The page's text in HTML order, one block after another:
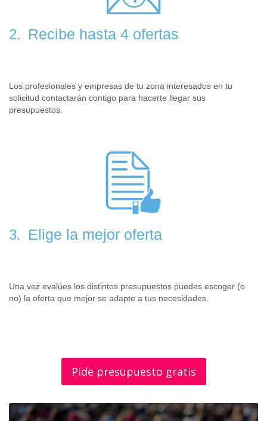
2. Recibe hasta 4 ofertas
Los profesionales y empresas de tu zona interesados en tu
solicitud contactarán contigo para hacerte llegar sus
presupuestos.
3. Elige la mejor oferta
Una vez evalúes los distintos presupuestos puedes escoger (o
no) la oferta que mejor se adapte a tus necesidades.
Pide presupuesto gratis